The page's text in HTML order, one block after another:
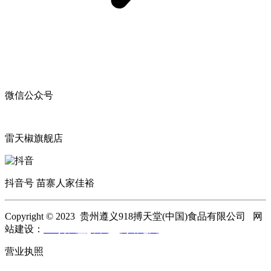
微信公众号
雷天椒旗舰店
抖音号 苗寨人家佳裕
Copyright © 2023 贵州遵义918搏天堂(中国)食品有限公司 网
站建设：
营业执照